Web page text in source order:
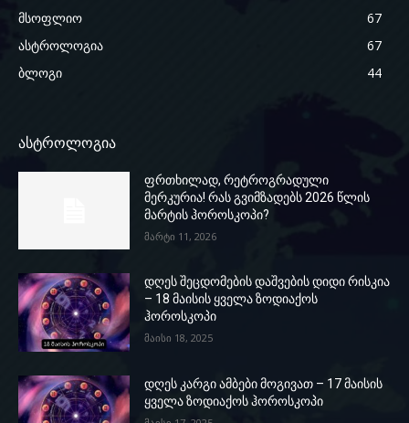
მსოფლიო
67
ასტროლოგია
67
ბლოგი
44
ასტროლოგია
ფრთხილად, რეტროგრადული
მერკურია! რას გვიმზადებს 2026 წლის
მარტის ჰოროსკოპი?
მარტი 11, 2026
დღეს შეცდომების დაშვების დიდი რისკია
– 18 მაისის ყველა ზოდიაქოს
ჰოროსკოპი
მაისი 18, 2025
დღეს კარგი ამბები მოგივათ – 17 მაისის
ყველა ზოდიაქოს ჰოროსკოპი